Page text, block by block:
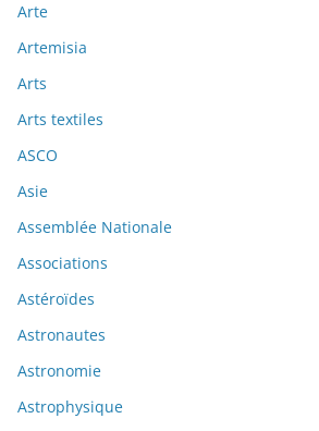
Arte
Artemisia
Arts
Arts textiles
ASCO
Asie
Assemblée Nationale
Associations
Astéroïdes
Astronautes
Astronomie
Astrophysique